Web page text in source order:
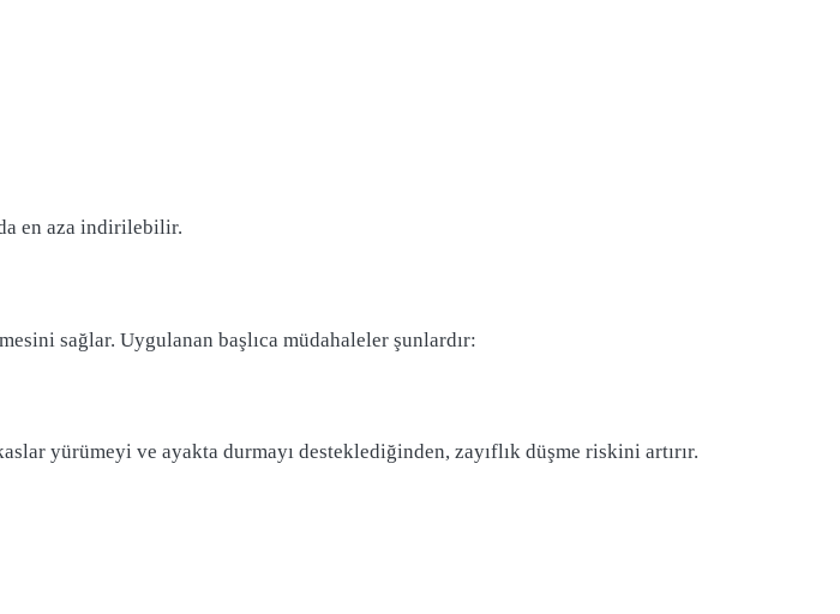
en aza indirilebilir.
sağlar. Uygulanan başlıca müdahaleler şunlardır:
yürümeyi ve ayakta durmayı desteklediğinden, zayıflık düşme riskini artırır.